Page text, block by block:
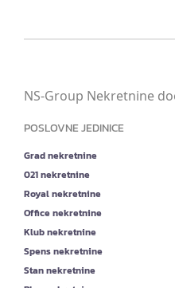
NS-Group Nekretnine
POSLOVNE JEDINICE
Grad nekretnine
021 nekretnine
Royal nekretnine
Office nekretnine
Klub nekretnine
Spens nekretnine
Stan nekretnine